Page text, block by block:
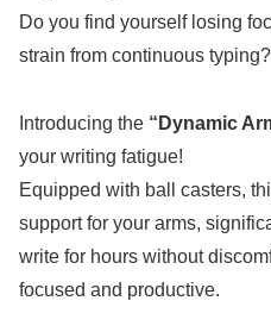
Do you find yourself losing
strain from continuous typing?
Introducing the “Dynamic
your writing fatigue!
Equipped with ball casters,
support for your arms,
write for hours without
focused and productive.